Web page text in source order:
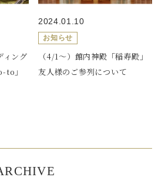
ィング
to」
2024.01.10
お知らせ
（4/1～）館内神殿「稲寿殿」
友人様のご参列について